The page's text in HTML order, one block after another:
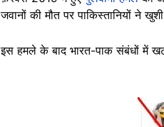
जवानों की मौत पर पाकिस्तानियों ने
इस हमले के बाद भारत-पाक संबंधों में